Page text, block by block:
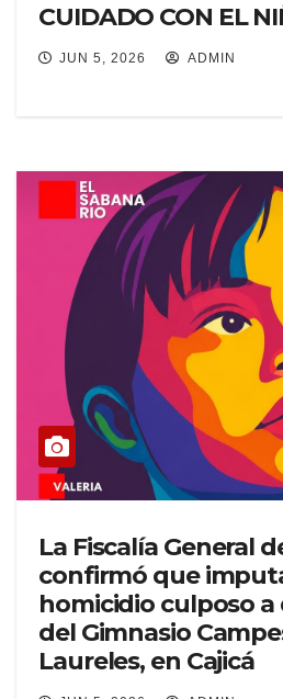
CUIDADO CON EL
JUN 5, 2026 ADMIN
La Fiscalía General
confirmó que
homicidio culposo
del Gimnasio
Laureles, en Cajicá